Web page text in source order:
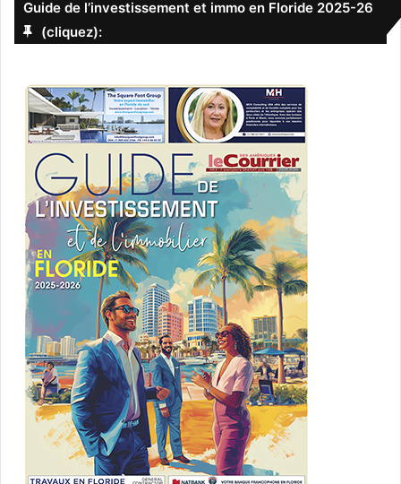
Un Thriller de Darren Aronofsky avec Jennifer Lawrence
et Javier Bardem.
15 Septembre 2017
American Assassin
[ot-video type= »youtube »
url= »https://youtu.be/XwHAGKxsbcg »]
Mitch, la nouvelle recrue de la CIA est formé par le
meilleur des instructeurs pour des missions d’anti-
terrorisme. Mais face à une vague d’attaques terroristes
sans précédent les deux hommes vont très vite devoir
s’attaquer à un homme extrêmement dangereux qui a pour
projet de déclencher une guerre nucléaire.
Un film d’action de Michael Cuesta avec Micheal Keaton et
Guide de l’investissement et immo en Floride 2025-26
(cliquez):